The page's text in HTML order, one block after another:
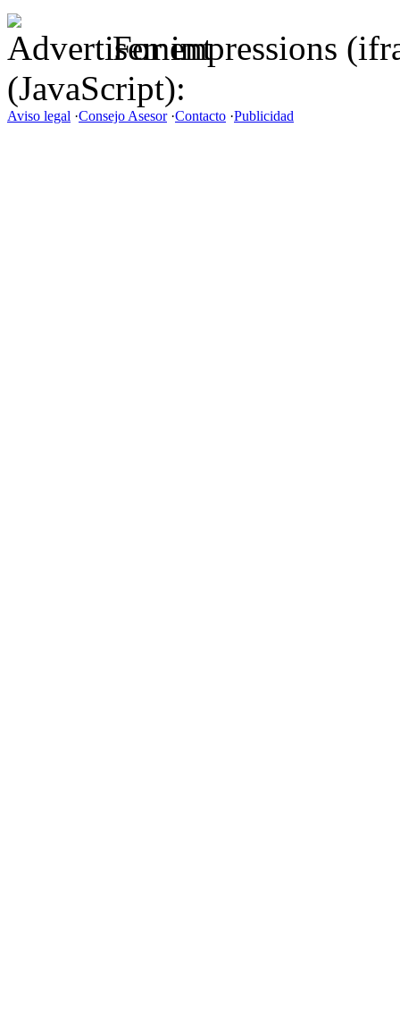
For impressions
(JavaScript):
Aviso legal ·Consejo Asesor·Contacto ·Publicidad